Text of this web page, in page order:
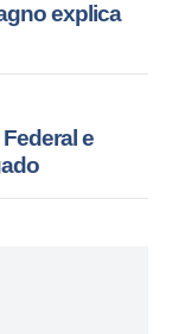
explica
e